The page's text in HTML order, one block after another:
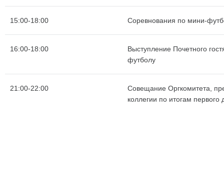
15:00-18:00 Соревнования по мини-
16:00-18:00
Выступление Почетного
футболу
21:00-22:00
Совещание Оргкомитета,
коллегии по итогам первого